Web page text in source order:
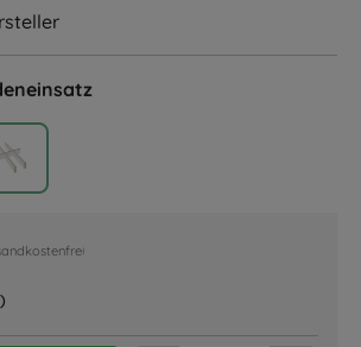
Unterteil
Schubladeneinsatz